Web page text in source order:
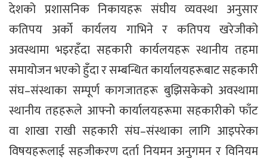
देशको प्रशासनिक निकायहरू संघीय व्यवस्था अनुसार
कतिपय अर्को कार्यलय गाभिने र कतिपय खरेजीको
अवस्थामा भइरहँदा सहकारी कार्यलयहरू स्थानीय तहमा
समायोजन भएको हुँदा र सम्बन्धित कार्यालयहरूबाट सहकारी
संघ–संस्थाका सम्पूर्ण कागजातहरू बुझिसकेको अवस्थामा
स्थानीय तहहरूले आफ्नोे कार्यालयहरूमा सहकारीको फाँट
वा शाखा राखी सहकारी संघ–संस्थाका लागि आइपरेका
विषयहरूलाई सहजीकरण दर्ता नियमन अनुगमन र विनियम